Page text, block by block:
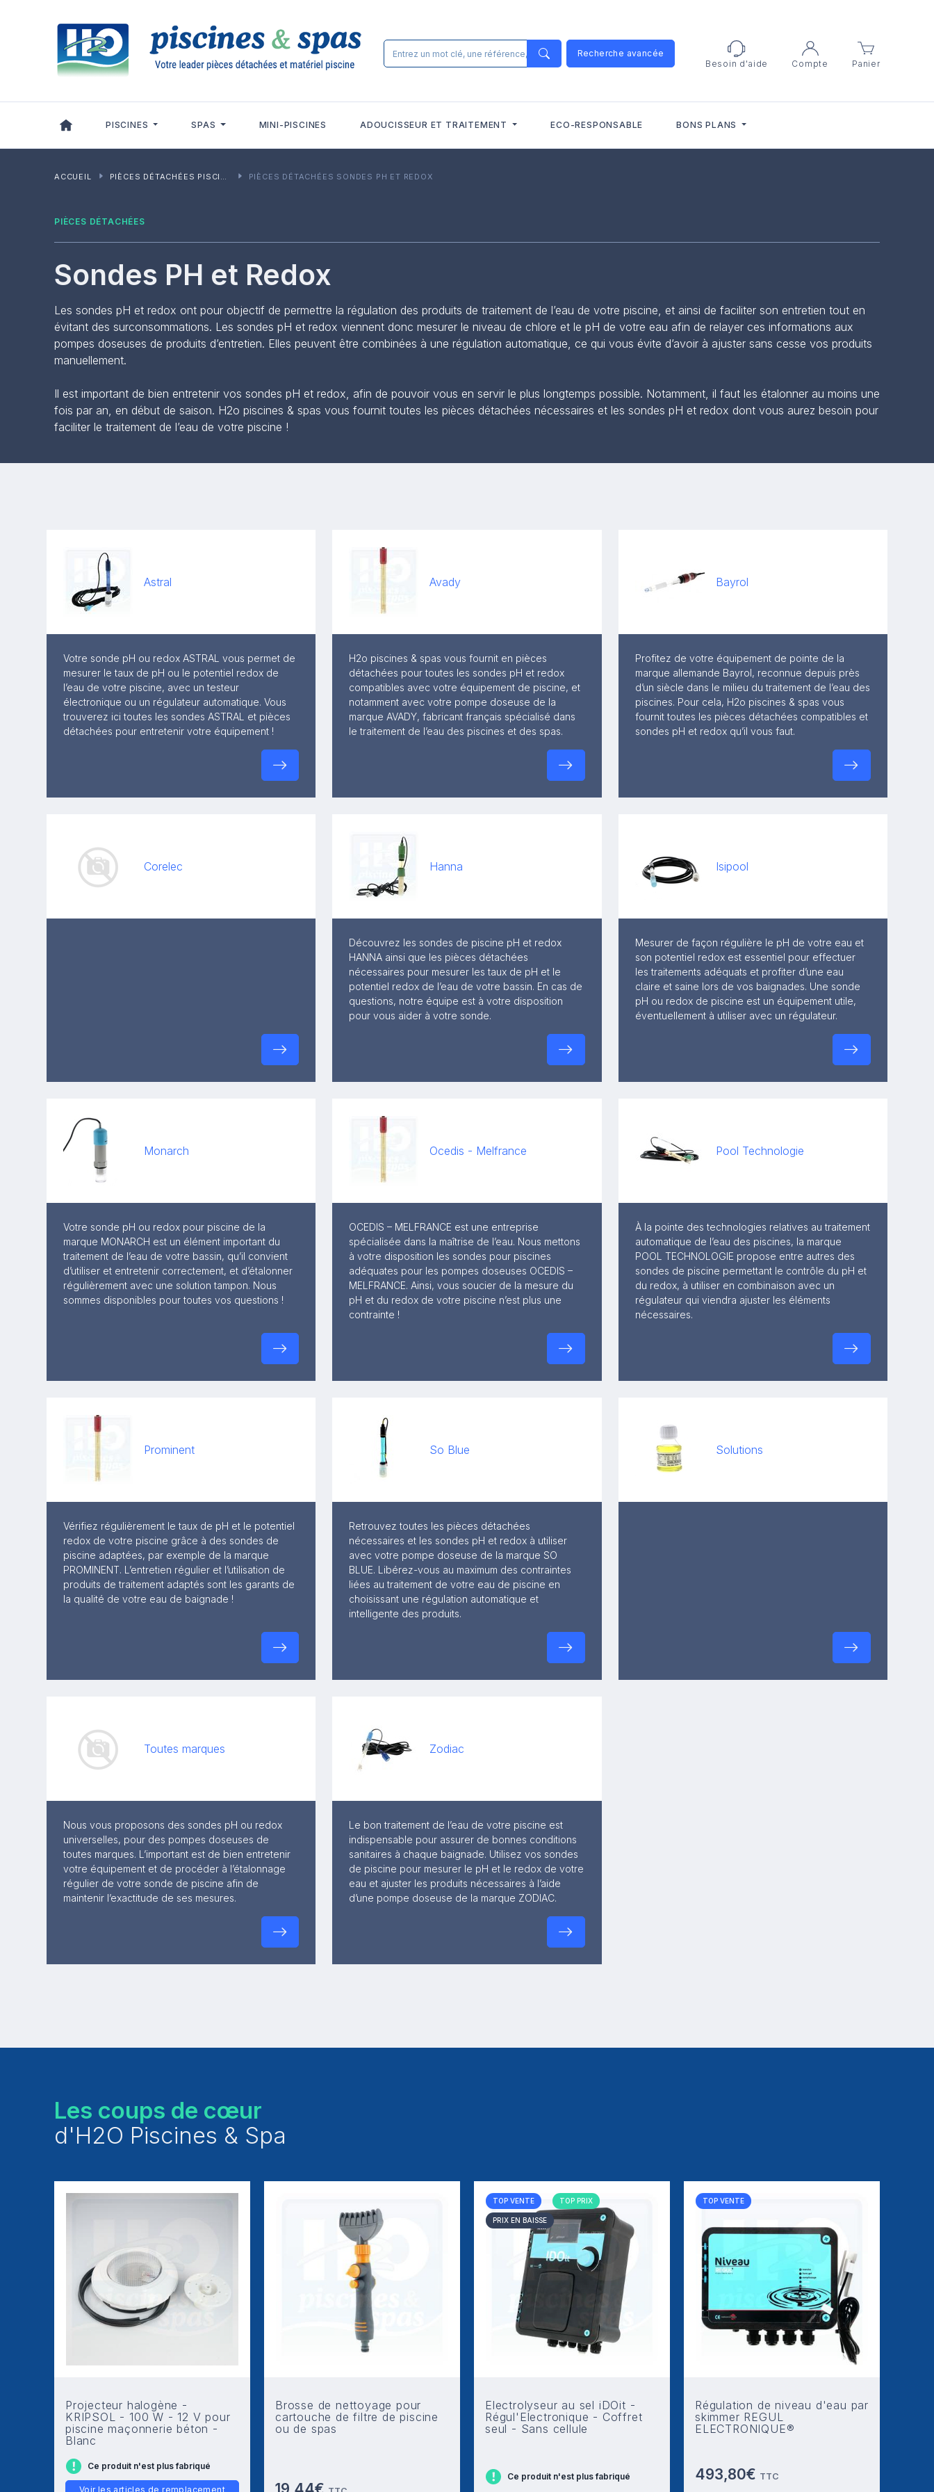
Recherche avancée
Besoin d'aide
Compte Panier
PISCINES SPAS MINI-PISCINES ADOUCISSEUR ET TRAITEMENT ECO-RESPONSABLE BONS PLANS
ACCUEIL PIÈCES DÉTACHÉES PISCINES PIÈCES DÉTACHÉES SONDES PH ET REDOX
PIÈCES DÉTACHÉES
Sondes PH et Redox
Les sondes pH et redox ont pour objectif de permettre la régulation des produits de traitement de l’eau de votre piscine, et ainsi de faciliter son entretien tout en
évitant des surconsommations. Les sondes pH et redox viennent donc mesurer le niveau de chlore et le pH de votre eau afin de relayer ces informations aux
pompes doseuses de produits d’entretien. Elles peuvent être combinées à une régulation automatique, ce qui vous évite d’avoir à ajuster sans cesse vos produits
manuellement.
Il est important de bien entretenir vos sondes pH et redox, afin de pouvoir vous en servir le plus longtemps possible. Notamment, il faut les étalonner au moins une
fois par an, en début de saison. H2o piscines & spas vous fournit toutes les pièces détachées nécessaires et les sondes pH et redox dont vous aurez besoin pour
faciliter le traitement de l’eau de votre piscine !
Astral
Votre sonde pH ou redox ASTRAL vous permet de
mesurer le taux de pH ou le potentiel redox de
l’eau de votre piscine, avec un testeur
électronique ou un régulateur automatique. Vous
trouverez ici toutes les sondes ASTRAL et pièces
détachées pour entretenir votre équipement !
Avady
H2o piscines & spas vous fournit en pièces
détachées pour toutes les sondes pH et redox
compatibles avec votre équipement de piscine, et
notamment avec votre pompe doseuse de la
marque AVADY, fabricant français spécialisé dans
le traitement de l’eau des piscines et des spas.
Bayrol
Profitez de votre équipement de pointe de la
marque allemande Bayrol, reconnue depuis près
d’un siècle dans le milieu du traitement de l’eau des
piscines. Pour cela, H2o piscines & spas vous
fournit toutes les pièces détachées compatibles et
sondes pH et redox qu’il vous faut.
Corelec Hanna
Découvrez les sondes de piscine pH et redox
HANNA ainsi que les pièces détachées
nécessaires pour mesurer les taux de pH et le
potentiel redox de l’eau de votre bassin. En cas de
questions, notre équipe est à votre disposition
pour vous aider à votre sonde.
Isipool
Mesurer de façon régulière le pH de votre eau et
son potentiel redox est essentiel pour effectuer
les traitements adéquats et profiter d’une eau
claire et saine lors de vos baignades. Une sonde
pH ou redox de piscine est un équipement utile,
éventuellement à utiliser avec un régulateur.
Monarch
Votre sonde pH ou redox pour piscine de la
marque MONARCH est un élément important du
traitement de l’eau de votre bassin, qu’il convient
d’utiliser et entretenir correctement, et d’étalonner
régulièrement avec une solution tampon. Nous
sommes disponibles pour toutes vos questions !
Ocedis - Melfrance
OCEDIS – MELFRANCE est une entreprise
spécialisée dans la maîtrise de l’eau. Nous mettons
à votre disposition les sondes pour piscines
adéquates pour les pompes doseuses OCEDIS –
MELFRANCE. Ainsi, vous soucier de la mesure du
pH et du redox de votre piscine n’est plus une
contrainte !
Pool Technologie
À la pointe des technologies relatives au traitement
automatique de l’eau des piscines, la marque
POOL TECHNOLOGIE propose entre autres des
sondes de piscine permettant le contrôle du pH et
du redox, à utiliser en combinaison avec un
régulateur qui viendra ajuster les éléments
nécessaires.
Prominent
Vérifiez régulièrement le taux de pH et le potentiel
redox de votre piscine grâce à des sondes de
piscine adaptées, par exemple de la marque
PROMINENT. L’entretien régulier et l’utilisation de
produits de traitement adaptés sont les garants de
la qualité de votre eau de baignade !
So Blue
Retrouvez toutes les pièces détachées
nécessaires et les sondes pH et redox à utiliser
avec votre pompe doseuse de la marque SO
BLUE. Libérez-vous au maximum des contraintes
liées au traitement de votre eau de piscine en
choisissant une régulation automatique et
intelligente des produits.
Solutions
Toutes marques
Nous vous proposons des sondes pH ou redox
universelles, pour des pompes doseuses de
toutes marques. L’important est de bien entretenir
votre équipement et de procéder à l’étalonnage
régulier de votre sonde de piscine afin de
maintenir l’exactitude de ses mesures.
Zodiac
Le bon traitement de l’eau de votre piscine est
indispensable pour assurer de bonnes conditions
sanitaires à chaque baignade. Utilisez vos sondes
de piscine pour mesurer le pH et le redox de votre
eau et ajuster les produits nécessaires à l’aide
d’une pompe doseuse de la marque ZODIAC.
Les coups de cœur
d'H2O Piscines & Spa
Projecteur halogène -
KRIPSOL - 100 W - 12 V pour
piscine maçonnerie béton -
Blanc
Ce produit n'est plus fabriqué
Voir les articles de remplacement
Brosse de nettoyage pour
cartouche de filtre de piscine
ou de spas
TOP VENTE TOP PRIX
PRIX EN BAISSE
Electrolyseur au sel iDOit -
Régul'Electronique - Coffret
seul - Sans cellule
Ce produit n'est plus fabriqué
TOP VENTE
Régulation de niveau d'eau par
skimmer REGUL
ELECTRONIQUE®
493,80€ TTC